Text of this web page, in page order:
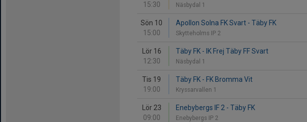
15:30
Näsbydal 1
Sön 10
15:00
Apollon Solna FK Svart - Täby FK
Skytteholms IP 2
Lör 16
12:30
Täby FK - IK Frej Täby FF Svart
Näsbydal 1
Tis 19
19:00
Täby FK - FK Bromma Vit
Kryssarvallen 1
Lör 23
09:00
Enebybergs IF 2 - Täby FK
Enebybergs IP 2